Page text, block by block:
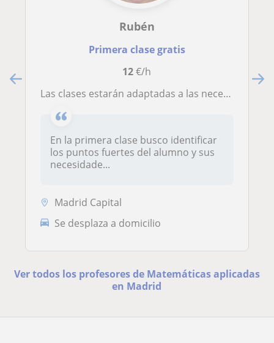
Rubén
Primera clase gratis
12€/h
Las clases estarán adaptadas a las necesidades del alumno
En la primera clase busco identificar
los puntos fuertes del alumno y sus
necesidade...
Madrid Capital
Se desplaza a domicilio
Ver todos los profesores de Matemáticas aplicadas
en Madrid